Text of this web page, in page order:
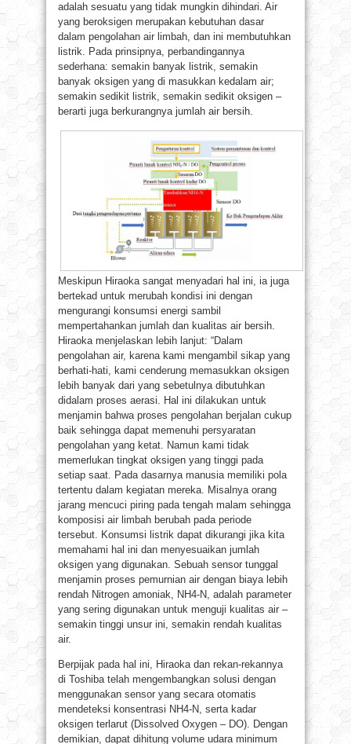
adalah sesuatu yang tidak mungkin dihindari. Air
yang beroksigen merupakan kebutuhan dasar
dalam pengolahan air limbah, dan ini membutuhkan
listrik. Pada prinsipnya, perbandingannya
sederhana: semakin banyak listrik, semakin
banyak oksigen yang di masukkan kedalam air;
semakin sedikit listrik, semakin sedikit oksigen –
berarti juga berkurangnya jumlah air bersih.
Meskipun Hiraoka sangat menyadari hal ini, ia juga
bertekad untuk merubah kondisi ini dengan
mengurangi konsumsi energi sambil
mempertahankan jumlah dan kualitas air bersih.
Hiraoka menjelaskan lebih lanjut: “Dalam
pengolahan air, karena kami mengambil sikap yang
berhati-hati, kami cenderung memasukkan oksigen
lebih banyak dari yang sebetulnya dibutuhkan
didalam proses aerasi. Hal ini dilakukan untuk
menjamin bahwa proses pengolahan berjalan cukup
baik sehingga dapat memenuhi persyaratan
pengolahan yang ketat. Namun kami tidak
memerlukan tingkat oksigen yang tinggi pada
setiap saat. Pada dasarnya manusia memiliki pola
tertentu dalam kegiatan mereka. Misalnya orang
jarang mencuci piring pada tengah malam sehingga
komposisi air limbah berubah pada periode
tersebut. Konsumsi listrik dapat dikurangi jika kita
memahami hal ini dan menyesuaikan jumlah
oksigen yang digunakan. Sebuah sensor tunggal
menjamin proses pemurnian air dengan biaya lebih
rendah Nitrogen amoniak, NH4-N, adalah parameter
yang sering digunakan untuk menguji kualitas air –
semakin tinggi unsur ini, semakin rendah kualitas
air.
Berpijak pada hal ini, Hiraoka dan rekan-rekannya
di Toshiba telah mengembangkan solusi dengan
menggunakan sensor yang secara otomatis
mendeteksi konsentrasi NH4-N, serta kadar
oksigen terlarut (Dissolved Oxygen – DO). Dengan
demikian, dapat dihitung volume udara minimum